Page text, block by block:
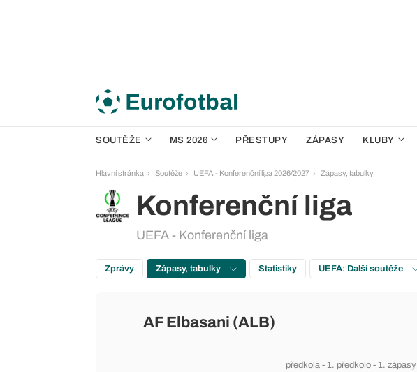
SOUTĚŽE MS 2026 PŘESTUPY ZÁPASY KLUBY
Hlavní stránka Soutěže UEFA - Konferenční liga 2026/2027 Zápasy, tabulky
Konferenční liga
UEFA - Konferenční liga
Zprávy Zápasy, tabulky Statistiky UEFA: Další soutěže
AF Elbasani (ALB)
předkola- 1. předkolo- 1. zápasy